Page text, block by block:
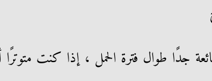
جدًا طوال فترة الحمل ، إذا كنت متوترًا